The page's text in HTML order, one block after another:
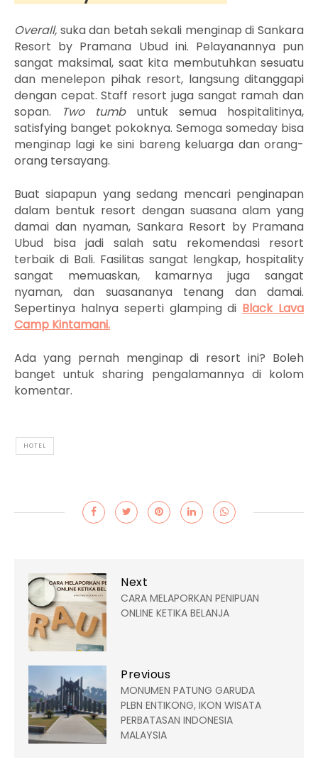
Overall, suka dan betah sekali menginap di Sankara
Resort by Pramana Ubud ini. Pelayanannya pun
sangat maksimal, saat kita membutuhkan sesuatu
dan menelepon pihak resort, langsung ditanggapi
dengan cepat. Staff resort juga sangat ramah dan
sopan.
Two tumb untuk semua hospitalitinya,
satisfying banget pokoknya. Semoga someday bisa
menginap lagi ke sini bareng keluarga dan orang-
orang tersayang.
Buat siapapun yang sedang mencari penginapan
dalam bentuk resort dengan suasana alam yang
damai dan nyaman, Sankara Resort by Pramana
Ubud bisa jadi salah satu rekomendasi resort
terbaik di Bali. Fasilitas sangat lengkap, hospitality
sangat memuaskan, kamarnya juga sangat
nyaman, dan suasananya tenang dan damai.
Sepertinya halnya seperti glamping di Black Lava
Camp Kintamani.
Ada yang pernah menginap di resort ini? Boleh
banget untuk sharing pengalamannya di kolom
komentar.
HOTEL
Next
CARA MELAPORKAN PENIPUAN
ONLINE KETIKA BELANJA
Previous
MONUMEN PATUNG GARUDA
PLBN ENTIKONG, IKON WISATA
PERBATASAN INDONESIA
MALAYSIA